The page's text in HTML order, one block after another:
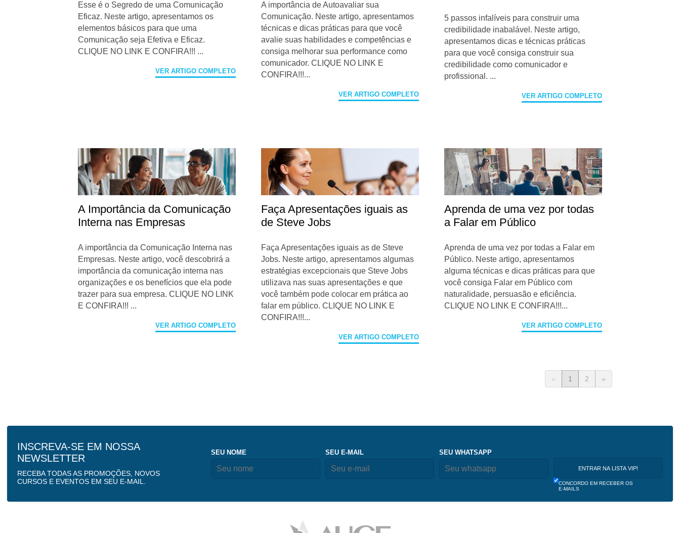
Esse é o Segredo de uma Comunicação
Eficaz. Neste artigo, apresentamos os
elementos básicos para que uma
Comunicação seja Efetiva e Eficaz.
CLIQUE NO LINK E CONFIRA!!! ...
VER ARTIGO COMPLETO
A importância de Autoavaliar sua
Comunicação. Neste artigo, apresentamos
técnicas e dicas práticas para que você
avalie suas habilidades e competências e
consiga melhorar sua performance como
comunicador. CLIQUE NO LINK E
CONFIRA!!!...
VER ARTIGO COMPLETO
5 passos infalíveis para construir uma
credibilidade inabalável. Neste artigo,
apresentamos dicas e técnicas práticas
para que você consiga construir sua
credibilidade como comunicador e
profissional. ...
VER ARTIGO COMPLETO
A Importância da Comunicação
Interna nas Empresas
A importância da Comunicação Interna nas
Empresas. Neste artigo, você descobrirá a
importância da comunicação interna nas
organizações e os benefícios que ela pode
trazer para sua empresa. CLIQUE NO LINK
E CONFIRA!!! ...
VER ARTIGO COMPLETO
Faça Apresentações iguais as
de Steve Jobs
Faça Apresentações iguais as de Steve
Jobs. Neste artigo, apresentamos algumas
estratégias excepcionais que Steve Jobs
utilizava nas suas apresentações e que
você também pode colocar em prática ao
falar em público. CLIQUE NO LINK E
CONFIRA!!!...
VER ARTIGO COMPLETO
Aprenda de uma vez por todas
a Falar em Público
Aprenda de uma vez por todas a Falar em
Público. Neste artigo, apresentamos
alguma técnicas e dicas práticas para que
você consiga Falar em Público com
naturalidade, persuasão e eficiência.
CLIQUE NO LINK E CONFIRA!!!...
VER ARTIGO COMPLETO
« 1 2 »
INSCREVA-SE EM NOSSA
NEWSLETTER
RECEBA TODAS AS PROMOÇÕES, NOVOS
CURSOS E EVENTOS EM SEU E-MAIL.
SEU NOME SEU E-MAIL SEU WHATSAPP
CONCORDO EM RECEBER OS
E-MAILS